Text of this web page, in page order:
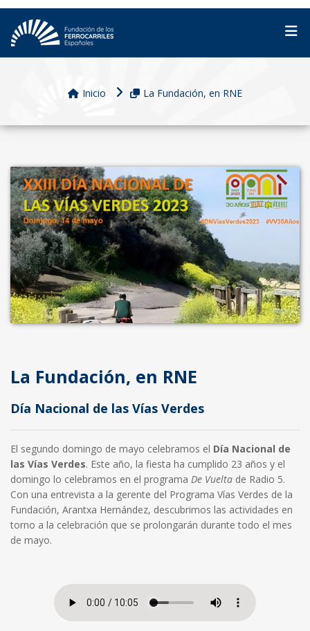
Inicio La Fundación, en RNE
La Fundación, en RNE
Día Nacional de las Vías Verdes
El segundo domingo de mayo celebramos el Día Nacional de
las Vías Verdes. Este año, la fiesta ha cumplido 23 años y el
domingo lo celebramos en el programa De Vuelta de Radio 5.
Con una entrevista a la gerente del Programa Vías Verdes de la
Fundación, Arantxa Hernández, descubrimos las actividades en
torno a la celebración que se prolongarán durante todo el mes
de mayo.